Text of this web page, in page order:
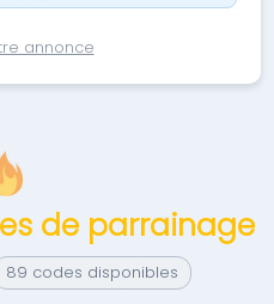
annonce
de parrainage
89 codes disponibles